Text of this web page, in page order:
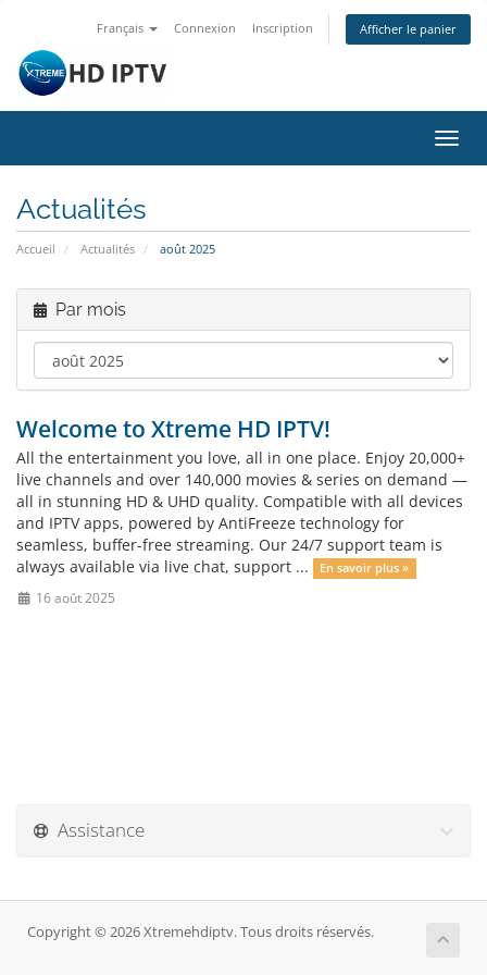
Français Connexion Inscription Afficher le panier
la
Actualités
Accueil Actualités août 2025
Par mois
Welcome to Xtreme HD IPTV!
All the entertainment you love, all in one place. Enjoy 20,000+
live channels and over 140,000 movies & series on demand —
all in stunning HD & UHD quality. Compatible with all devices
and IPTV apps, powered by AntiFreeze technology for
seamless, buffer-free streaming. Our 24/7 support team is
always available via live chat, support ...
En savoir plus »
16 août 2025
Assistance
Copyright © 2026 Xtremehdiptv. Tous droits réservés.